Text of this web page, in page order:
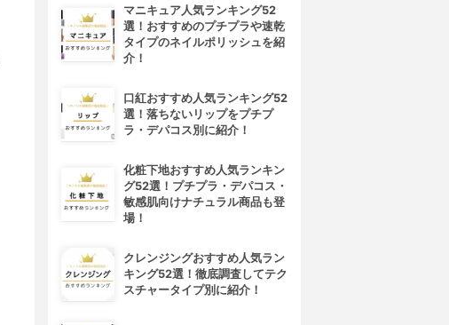
マニキュア人気ランキング52
選！おすすめのプチプラや速乾
タイプのネイルポリッシュを紹
介！
口紅おすすめ人気ランキング52
選！落ちないリップをプチプ
ラ・デパコス別に紹介！
化粧下地おすすめ人気ランキン
グ52選！プチプラ・デパコス・
敏感肌向けナチュラル商品も登
場！
クレンジングおすすめ人気ラン
キング52選！徹底調査してテク
スチャータイプ別に紹介！